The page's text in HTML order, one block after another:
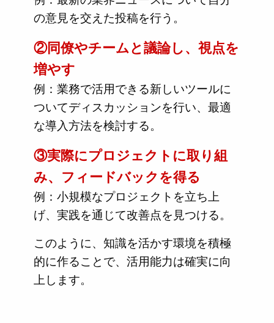
の意見を交えた投稿を行う。
②同僚やチームと議論し、視点を
増やす
例：業務で活用できる新しいツールに
ついてディスカッションを行い、最適
な導入方法を検討する。
③実際にプロジェクトに取り組
み、フィードバックを得る
例：小規模なプロジェクトを立ち上
げ、実践を通じて改善点を見つける。
このように、知識を活かす環境を積極
的に作ることで、活用能力は確実に向
上します。